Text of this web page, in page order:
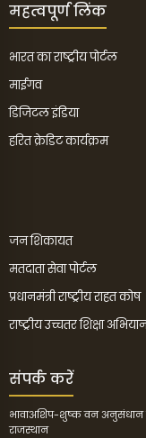
महत्वपूर्ण लिंक
भारत का राष्ट्रीय पोर्टल
माईगव
डिजिटल इंडिया
हरित क्रेडिट कार्यक्रम
जन शिकायत
मतदाता सेवा पोर्टल
प्रधानमंत्री राष्ट्रीय राहत कोष
राष्ट्रीय उच्चतर शिक्षा
संपर्क करें
भावाअशिप-शुष्क वन अनुसंधान
राजस्थान